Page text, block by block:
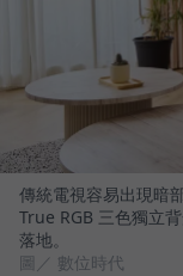
傳統電視容易出現暗
True RGB 三色獨立
落地。
圖／ 數位時代